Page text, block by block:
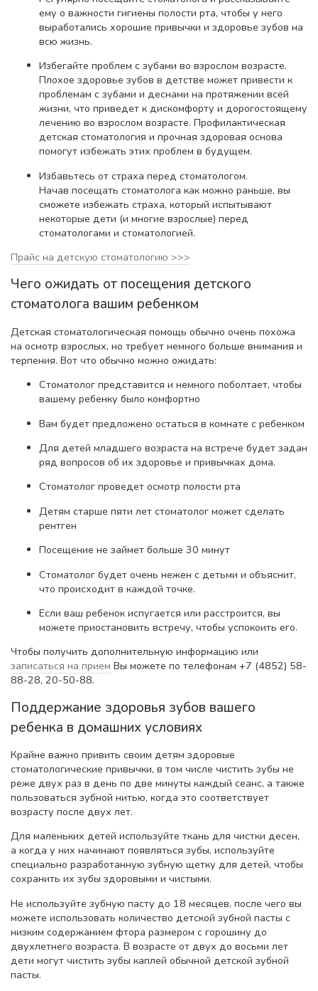
ему о важности гигиены полости рта, чтобы у него
выработались хорошие привычки и здоровье зубов на
всю жизнь.
Избегайте проблем с зубами во взрослом возрасте.
Плохое здоровье зубов в детстве может привести к
проблемам с зубами и деснами на протяжении всей
жизни, что приведет к дискомфорту и дорогостоящему
лечению во взрослом возрасте. Профилактическая
детская стоматология и прочная здоровая основа
помогут избежать этих проблем в будущем.
Избавьтесь от страха перед стоматологом.
Начав посещать стоматолога как можно раньше, вы
сможете избежать страха, который испытывают
некоторые дети (и многие взрослые) перед
стоматологами и стоматологией.
Прайс на детскую стоматологию >>>
Чего ожидать от посещения детского
стоматолога вашим ребенком
Детская стоматологическая помощь обычно очень похожа
на осмотр взрослых, но требует немного больше внимания и
терпения. Вот что обычно можно ожидать:
Стоматолог представится и немного поболтает, чтобы
вашему ребенку было комфортно
Вам будет предложено остаться в комнате с ребенком
Для детей младшего возраста на встрече будет задан
ряд вопросов об их здоровье и привычках дома.
Стоматолог проведет осмотр полости рта
Детям старше пяти лет стоматолог может сделать
рентген
Посещение не займет больше 30 минут
Стоматолог будет очень нежен с детьми и объяснит,
что происходит в каждой точке.
Если ваш ребенок испугается или расстроится, вы
можете приостановить встречу, чтобы успокоить его.
Чтобы получить дополнительную информацию или
записаться на прием Вы можете по телефонам +7 (4852) 58-
88-28, 20-50-88.
Поддержание здоровья зубов вашего
ребенка в домашних условиях
Крайне важно привить своим детям здоровые
стоматологические привычки, в том числе чистить зубы не
реже двух раз в день по две минуты каждый сеанс, а также
пользоваться зубной нитью, когда это соответствует
возрасту после двух лет.
Для маленьких детей используйте ткань для чистки десен,
а когда у них начинают появляться зубы, используйте
специально разработанную зубную щетку для детей, чтобы
сохранить их зубы здоровыми и чистыми.
Не используйте зубную пасту до 18 месяцев, после чего вы
можете использовать количество детской зубной пасты с
низким содержанием фтора размером с горошину до
двухлетнего возраста. В возрасте от двух до восьми лет
дети могут чистить зубы каплей обычной детской зубной
пасты.